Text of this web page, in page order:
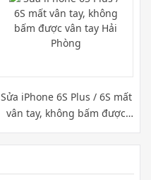
Sửa iPhone 6S Plus / 6S mất
vân tay, không bấm được
vân tay Hải Phòng